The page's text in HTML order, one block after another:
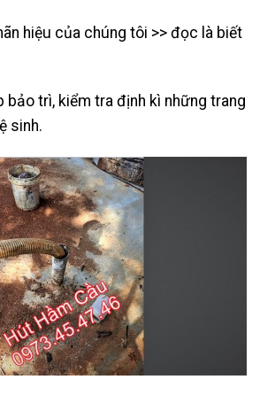
hiệu của chúng tôi >> đọc là biết
bảo trì, kiểm tra định kì những trang
sinh.